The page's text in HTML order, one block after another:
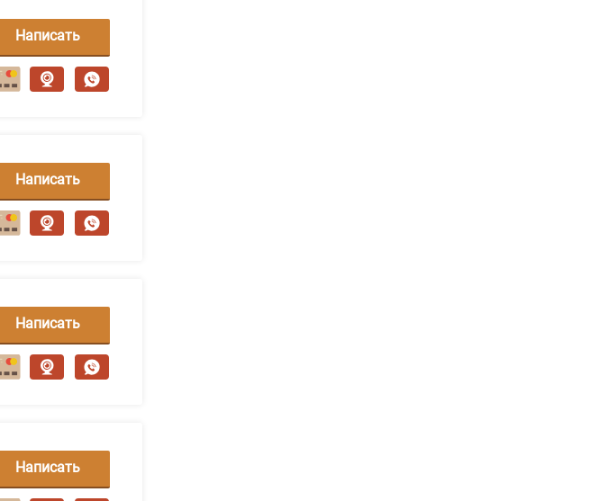
Написать
сообщение
Написать
сообщение
Написать
сообщение
Написать